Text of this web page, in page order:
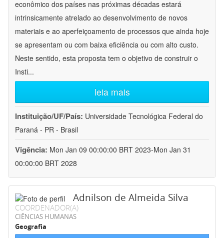
econômico dos países nas próximas décadas estará
intrinsicamente atrelado ao desenvolvimento de novos
materiais e ao aperfeiçoamento de processos que ainda hoje
se apresentam ou com baixa eficiência ou com alto custo.
Neste sentido, esta proposta tem o objetivo de construir o
Insti...
leia mais
Instituição/UF/País: Universidade Tecnológica Federal do
Paraná - PR - Brasil
Vigência: Mon Jan 09 00:00:00 BRT 2023-Mon Jan 31
00:00:00 BRT 2028
Adnilson de Almeida Silva
COORDENADOR(A)
CIÊNCIAS HUMANAS
Geografia